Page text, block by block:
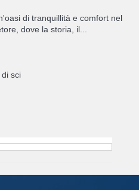
di tranquillità e comfort nel
dove la storia, il...
sci